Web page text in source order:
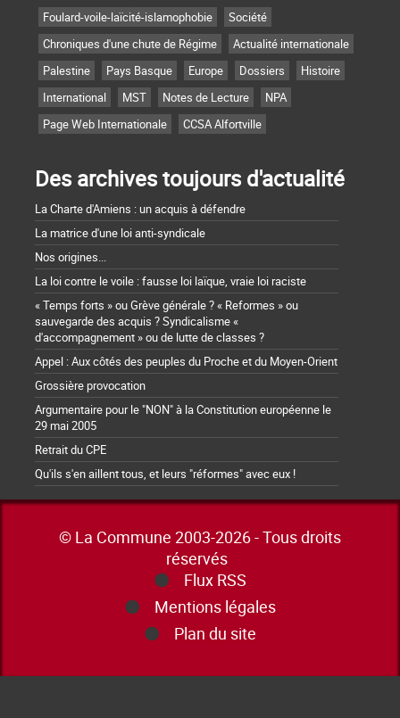
Foulard-voile-laïcité-islamophobie
Société
Chroniques d'une chute de Régime
Actualité internationale
Palestine
Pays Basque Europe Dossiers
Histoire
International
MST Notes de Lecture
NPA
Page Web Internationale
CCSA Alfortville
Des archives toujours d'actualité
La Charte d'Amiens : un acquis à défendre
La matrice d'une loi anti-syndicale
Nos origines...
La loi contre le voile : fausse loi laïque, vraie loi raciste
« Temps forts » ou Grève générale ? « Reformes » ou
sauvegarde des acquis ? Syndicalisme «
d'accompagnement » ou de lutte de classes ?
Appel : Aux côtés des peuples du Proche et du Moyen-Orient
Grossière provocation
Argumentaire pour le "NON" à la Constitution européenne le
29 mai 2005
Retrait du CPE
Qu'ils s'en aillent tous, et leurs "réformes" avec eux !
© La Commune 2003-2026 - Tous droits
réservés
Flux RSS
Mentions légales
Plan du site